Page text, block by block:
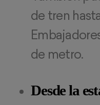
de tren
de metro.
Desde la